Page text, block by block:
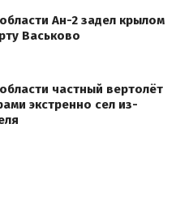
Ан-2 задел крылом
Васьково
частный вертолёт
экстренно сел из-